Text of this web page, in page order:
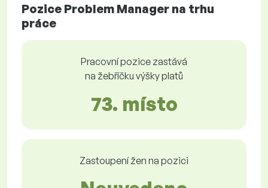
Pozice Problem Manager na trhu
práce
Pracovní pozice zastává
na žebříčku výšky platů
73. místo
Zastoupení žen na pozici